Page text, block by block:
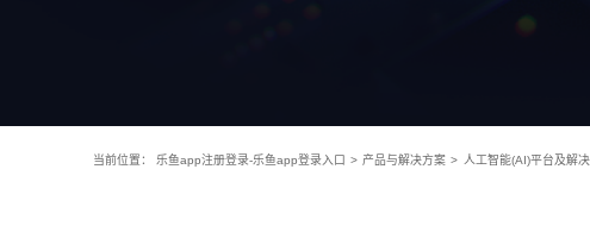
当前位置： 乐鱼app注册登录-乐鱼app登录入口 > 产品与解决方案 > 人工智能(AI)平台及解